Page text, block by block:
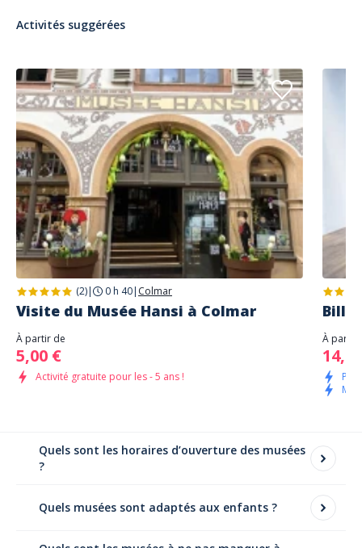
Activités suggérées
(2)| 0 h 40| Colmar
Visite du Musée Hansi à Colmar
À partir de
5,00 €
Activité gratuite pour les - 5 ans !
À partir
Quels sont les horaires d’ouverture des musées
?
: ouvert tous les jours en juillet,
août et décembre (10h-18h), fermé le mardi hors
Musée Unterlinden
et Musée Bartholdi
Quels musées sont adaptés aux enfants ?